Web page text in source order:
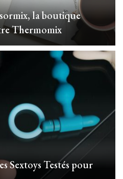
la boutique
Thermomix
Sextoys Testés pour